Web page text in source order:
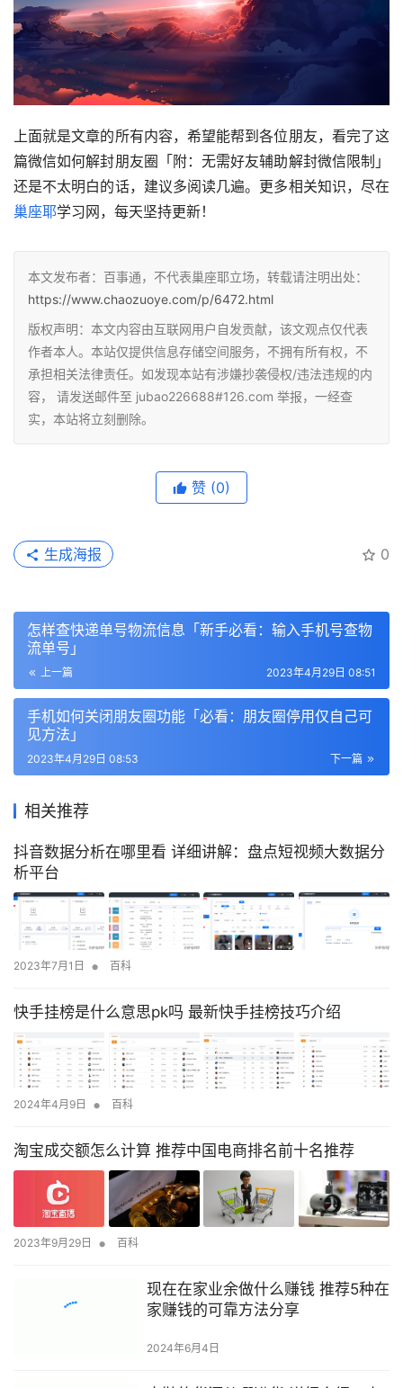
上面就是文章的所有内容，希望能帮到各位朋友，看完了这
篇微信如何解封朋友圈「附：无需好友辅助解封微信限制」
还是不太明白的话，建议多阅读几遍。更多相关知识，尽在
巢座耶学习网，每天坚持更新！
本文发布者：百事通，不代表巢座耶立场，转载请注明出处：
https://www.chaozuoye.com/p/6472.html
版权声明：本文内容由互联网用户自发贡献，该文观点仅代表
作者本人。本站仅提供信息存储空间服务，不拥有所有权，不
承担相关法律责任。如发现本站有涉嫌抄袭侵权/违法违规的内
容， 请发送邮件至 jubao226688#126.com 举报，一经查
实，本站将立刻删除。
赞 (0)
0
生成海报
怎样查快递单号物流信息「新手必看：输入手机号查物
流单号」
上一篇 2023年4月29日 08:51
手机如何关闭朋友圈功能「必看：朋友圈停用仅自己可
见方法」
下一篇
2023年4月29日 08:53
相关推荐
抖音数据分析在哪里看 详细讲解：盘点短视频大数据分
析平台
2023年7月1日 • 百科
快手挂榜是什么意思pk吗 最新快手挂榜技巧介绍
2024年4月9日 • 百科
淘宝成交额怎么计算 推荐中国电商排名前十名推荐
2023年9月29日 • 百科
现在在家业余做什么赚钱 推荐5种在
家赚钱的可靠方法分享
2024年6月4日